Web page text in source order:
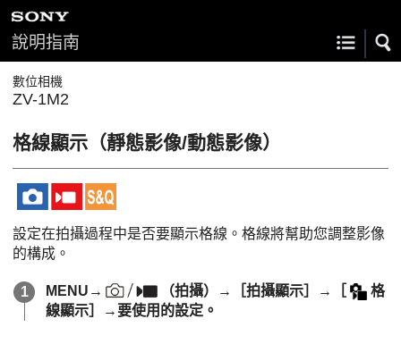
說明指南
數位相機
ZV-1M2
格線顯示 （靜態影像/動態影像）
設定在拍攝過程中是否要顯示格線。格線將幫助您調整影像
的構成。
MENU → （拍攝）→ ［拍攝顯示］ →
格
線顯示］
→要使用的設定。